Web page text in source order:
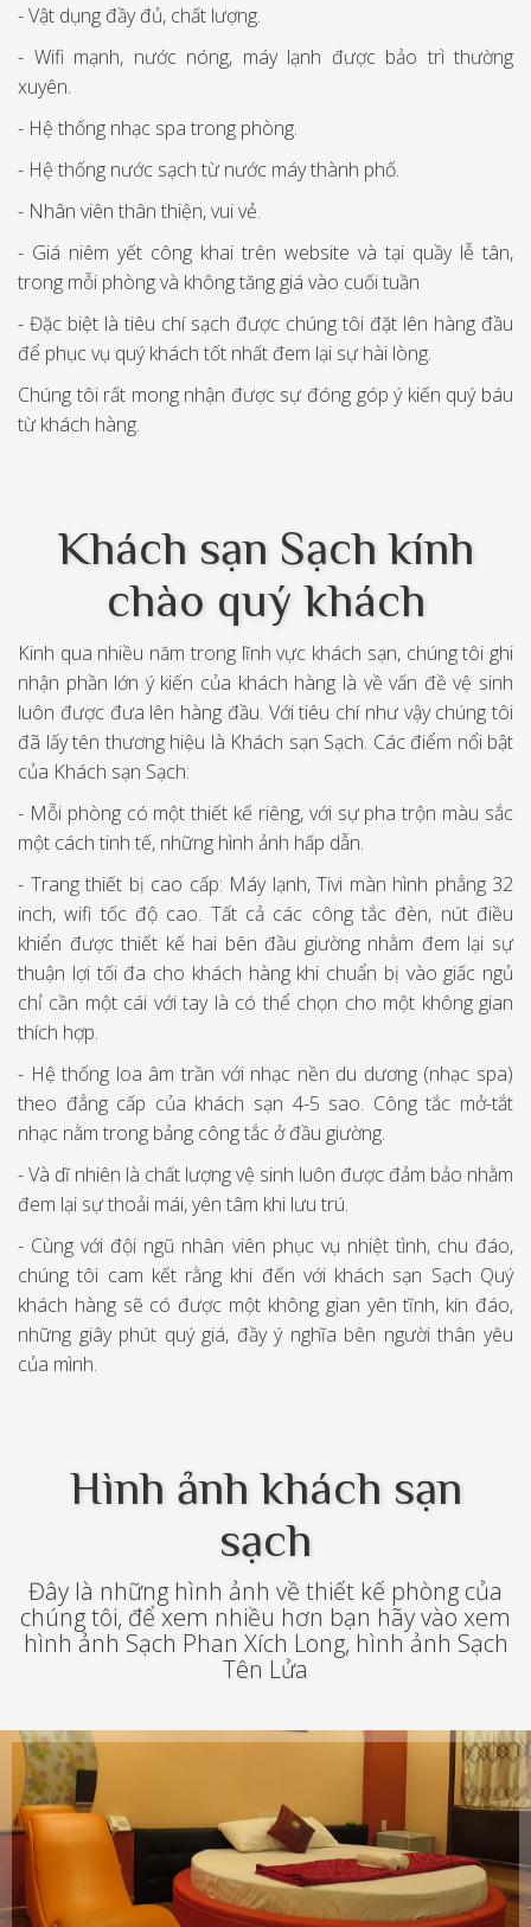
- Vật dụng đầy đủ, chất lượng.
- Wifi mạnh, nước nóng, máy lạnh được bảo trì thường
xuyên.
- Hệ thống nhạc spa trong phòng.
- Hệ thống nước sạch từ nước máy thành phố.
- Nhân viên thân thiện, vui vẻ.
- Giá niêm yết công khai trên website và tại quầy lễ tân,
trong mỗi phòng và không tăng giá vào cuối tuần
- Đặc biệt là tiêu chí sạch được chúng tôi đặt lên hàng đầu
để phục vụ quý khách tốt nhất đem lại sự hài lòng.
Chúng tôi rất mong nhận được sự đóng góp ý kiến quý báu
từ khách hàng.
Khách sạn Sạch kính
chào quý khách
Kinh qua nhiều năm trong lĩnh vực khách sạn, chúng tôi ghi
nhận phần lớn ý kiến của khách hàng là về vấn đề vệ sinh
luôn được đưa lên hàng đầu. Với tiêu chí như vậy chúng tôi
đã lấy tên thương hiệu là Khách sạn Sạch. Các điểm nổi bật
của Khách sạn Sạch:
- Mỗi phòng có một thiết kế riêng, với sự pha trộn màu sắc
một cách tinh tế, những hình ảnh hấp dẫn.
- Trang thiết bị cao cấp: Máy lạnh, Tivi màn hình phẳng 32
inch, wifi tốc độ cao. Tất cả các công tắc đèn, nút điều
khiển được thiết kế hai bên đầu giường nhằm đem lại sự
thuận lợi tối đa cho khách hàng khi chuẩn bị vào giấc ngủ
chỉ cần một cái với tay là có thể chọn cho một không gian
thích hợp.
- Hệ thống loa âm trần với nhạc nền du dương (nhạc spa)
theo đẳng cấp của khách sạn 4-5 sao. Công tắc mở-tắt
nhạc nằm trong bảng công tắc ở đầu giường.
- Và dĩ nhiên là chất lượng vệ sinh luôn được đảm bảo nhằm
đem lại sự thoải mái, yên tâm khi lưu trú.
- Cùng với đội ngũ nhân viên phục vụ nhiệt tình, chu đáo,
chúng tôi cam kết rằng khi đến với khách sạn Sạch Quý
khách hàng sẽ có được một không gian yên tĩnh, kín đáo,
những giây phút quý giá, đầy ý nghĩa bên người thân yêu
của mình.
Hình ảnh khách sạn
sạch
Đây là những hình ảnh về thiết kế phòng của
chúng tôi, để xem nhiều hơn bạn hãy vào xem
hình ảnh Sạch Phan Xích Long, hình ảnh Sạch
Tên Lửa